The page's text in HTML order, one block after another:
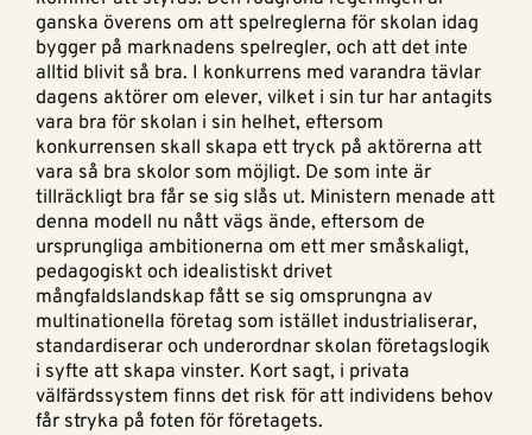
ganska överens om att spelreglerna för skolan idag
bygger på marknadens spelregler, och att det inte
alltid blivit så bra. I konkurrens med varandra tävlar
dagens aktörer om elever, vilket i sin tur har antagits
vara bra för skolan i sin helhet, eftersom
konkurrensen skall skapa ett tryck på aktörerna att
vara så bra skolor som möjligt. De som inte är
tillräckligt bra får se sig slås ut. Ministern menade att
denna modell nu nått vägs ände, eftersom de
ursprungliga ambitionerna om ett mer småskaligt,
pedagogiskt och idealistiskt drivet
mångfaldslandskap fått se sig omsprungna av
multinationella företag som istället industrialiserar,
standardiserar och underordnar skolan företagslogik
i syfte att skapa vinster. Kort sagt, i privata
välfärdssystem finns det risk för att individens behov
får stryka på foten för företagets.